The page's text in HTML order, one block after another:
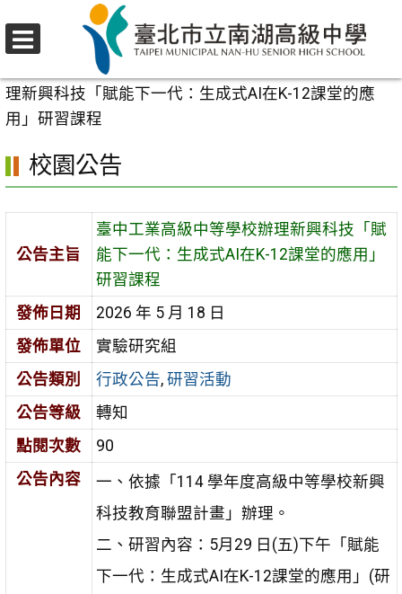
至
要
內
校園公告
理新興科技「賦能下一代：生成式AI在K-12課堂的應
用」研習課程
校園公告
公告主旨
臺中工業高級中等學校辦理新興科技「賦
能下一代：生成式AI在K-12課堂的應用」
研習課程
發佈日期
2026 年 5 月 18 日
發佈單位
實驗研究組
公告類別
行政公告, 研習活動
公告等級
轉知
點閱次數
90
公告內容
一、依據「114 學年度高級中等學校新興
科技教育聯盟計畫」辦理。
二、研習內容：5月29 日(五)下午「賦能
下一代：生成式AI在K-12課堂的應用」(研
選
單